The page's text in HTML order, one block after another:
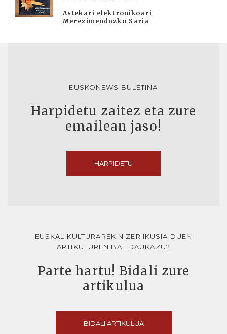
Astekari elektronikoari
Merezimenduzko Saria
EUSKONEWS BULETINA
Harpidetu zaitez eta zure
emailean jaso!
HARPIDETU
EUSKAL KULTURAREKIN ZER IKUSIA DUEN
ARTIKULUREN BAT DAUKAZU?
Parte hartu! Bidali zure
artikulua
BIDALI ARTIKULUA